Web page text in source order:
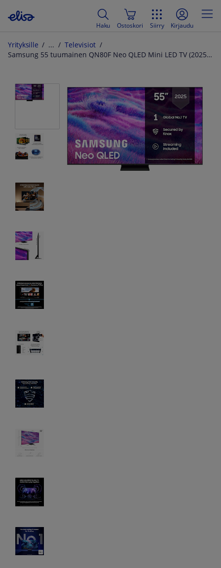
Haku Ostoskori Siirry Kirjaudu
Yrityksille
Televisiot
Samsung 55 tuumainen QN80F Neo QLED Mini LED TV (2025)